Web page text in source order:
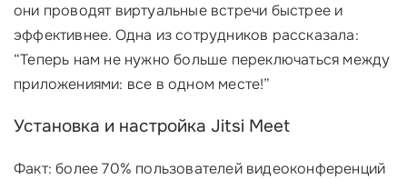
они проводят виртуальные встречи быстрее и
эффективнее. Одна из сотрудников рассказала:
“Теперь нам не нужно больше переключаться между
приложениями: все в одном месте!”
Установка и настройка Jitsi Meet
Факт: более 70% пользователей видеоконференций